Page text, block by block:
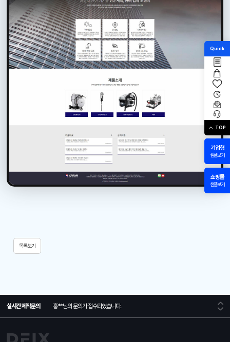
Quick
TOP
기업형
샘플보기
쇼핑몰
샘플보기
목록보기
실시간 제작문의 홍**님의 문의가 접수되었습니다.